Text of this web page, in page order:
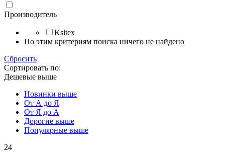
Производитель
Ksitex
По этим критериям поиска ничего не найдено
Сбросить
Сортировать по:
Дешевые выше
Новинки выше
От А до Я
От Я до А
Дорогие выше
Популярные выше
24